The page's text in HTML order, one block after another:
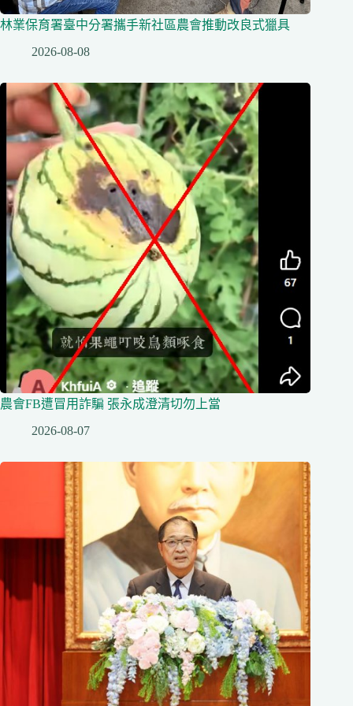
林業保育署臺中分署攜手新社區農會推動改良式獵具
2026-08-08
農會FB遭冒用詐騙 張永成澄清切勿上當
2026-08-07